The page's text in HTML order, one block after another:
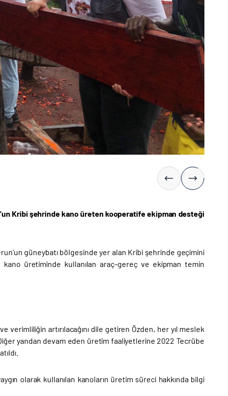
Kribi şehrinde kano üreten kooperatife ekipman desteği
güneybatı bölgesinde yer alan Kribi şehrinde geçimini
kano üretiminde kullanılan araç-gereç ve ekipman temin
artırılacağını dile getiren Özden, her yıl meslek
yandan devam eden üretim faaliyetlerine 2022 Tecrübe
olarak kullanılan kanoların üretim süreci hakkında bilgi